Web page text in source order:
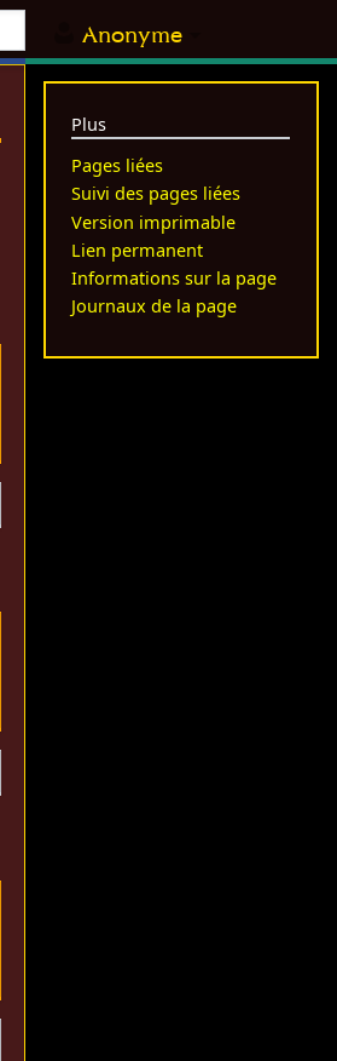
Anonyme
Plus
Pages liées
Suivi des pages liées
Version imprimable
Lien permanent
Informations sur la page
Journaux de la page